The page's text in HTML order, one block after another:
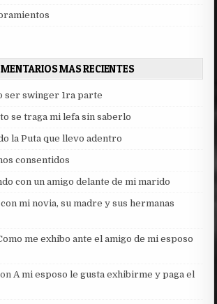
MAS RECIENTES
ser swinger 1ra parte
se traga mi lefa sin saberlo
la Puta que llevo adentro
consentidos
con un amigo delante de mi marido
mi novia, su madre y sus hermanas
me exhibo ante el amigo de mi esposo
onA mi esposo le gusta exhibirme y paga el